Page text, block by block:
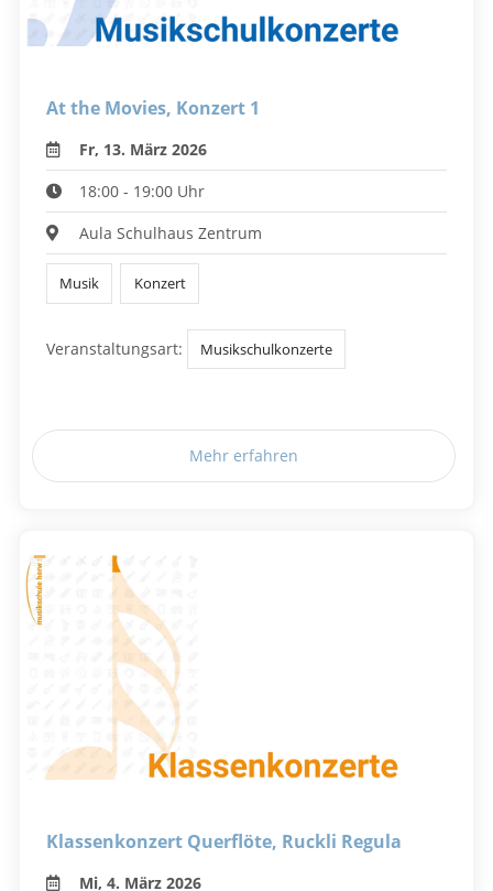
At the Movies, Konzert 1
Fr, 13. März 2026
18:00 - 19:00 Uhr
Aula Schulhaus Zentrum
Musik Konzert
Veranstaltungsart: Musikschulkonzerte
Mehr erfahren
Klassenkonzert Querflöte, Ruckli Regula
Mi, 4. März 2026